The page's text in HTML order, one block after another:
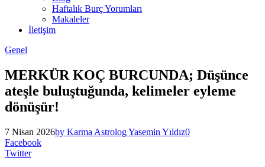
Haftalık Burç Yorumları
Makaleler
İletişim
Genel
MERKÜR KOÇ BURCUNDA; Düşünce
ateşle buluştuğunda, kelimeler eyleme
dönüşür!
7 Nisan 2026by Karma Astrolog Yasemin Yıldız0
Facebook
Twitter